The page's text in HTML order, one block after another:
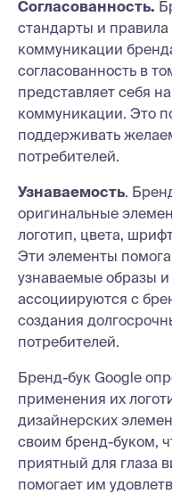
Согласованность.
стандарты и правила
коммуникации
согласованность в
представляет себя
коммуникации. Это
поддерживать
потребителей.
Узнаваемость.
оригинальные
логотип, цвета,
Эти элементы
узнаваемые образы
ассоциируются с
создания
потребителей.
Бренд-бук Google
применения их
дизайнерских
своим бренд-буком,
приятный для глаза
помогает им